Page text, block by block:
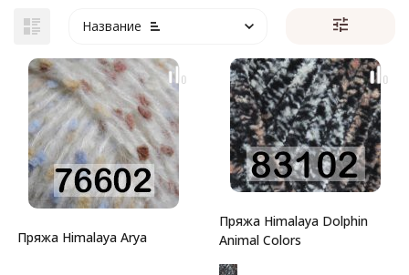
Название
Пряжа Himalaya Arya
Пряжа Himalaya Dolphin
Animal Colors